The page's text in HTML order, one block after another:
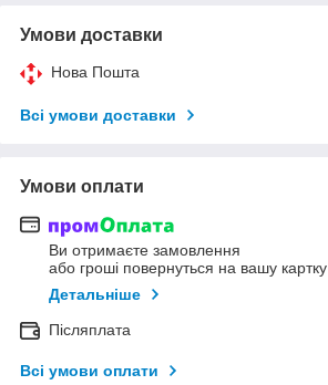
Умови доставки
Нова Пошта
Всі умови доставки
Умови оплати
Ви отримаєте замовлення
або гроші повернуться на вашу картку
Детальніше
Післяплата
Всі умови оплати